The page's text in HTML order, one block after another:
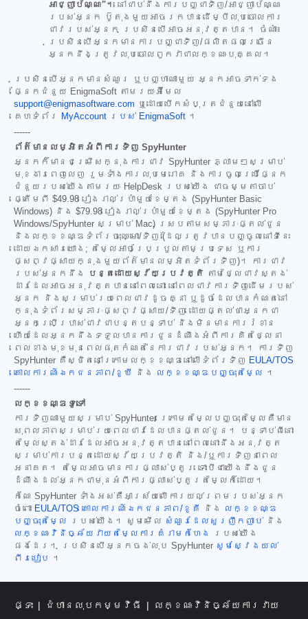
អាជ្ញាប័ណ្ណ"។ នៅជាប់នឹងការបញ្ជាទិញ/អាជ្ញាប័ណ្ណ
របស់អ្នក ប៊ូតុងមួយអាចរកបានដើម្បីលុបចោលការ
ជាវរបស់អ្នក ប្រសិនបើអាចអនុវត្តបាន។ ចំណាំ៖
ប្រសិនបើអ្នកមានការបញ្ជាទិញ/ផលិតផលច្រើន
អ្នកនឹងត្រូវលុបចោលពួកវាជាលក្ខណៈបុគ្គល។
ប្រសិនបើអ្នកមានសំណួរ ឬបញ្ហាណាមួយ អ្នកអាចទាក់ទង
ផ្នែកជំនួយ EnigmaSoft តាមរយៈអ៊ីមែល
support@enigmasoftware.com ឬដោយបើកសំបុត្រជំនួយនៅលើ
គេហទំព័រ
MyAccount របស់ EnigmaSoft ។
------
ព័ត៌មានលម្អិតអំពីការទិញ SpyHunter
អ្នកក៏មានជម្រើសក្នុងការជាវ SpyHunter ភ្លាមៗសម្រាប់
មុខងារពេញលេញ រួមទាំងការលុបមេរោគ និងការចូលប្រើផ្នែក
ជំនួយរបស់យើងតាមរយៈ HelpDesk របស់យើង ជាធម្មតាចាប់
ផ្តើមពី $49.98 រៀងរាល់ប្រាំមួយខែម្តង (SpyHunter Basic
Windows) និង $79.98 រៀងរាល់ប្រាំមួយខែម្តង (SpyHunter Pro
Windows/SpyHunter សម្រាប់ Mac) ស្របតាមសម្ភារៈផ្តល់ជូន
និងលក្ខខណ្ឌទំព័រចុះឈ្មោះ/ទិញ (ដែលត្រូវបានបញ្ចូលនៅទីនេះ
ដោយឯកសារយោង; តម្លៃអាចប្រែប្រួលតាមប្រទេស ឬការ
ផ្សព្វផ្សាយក្នុងមួយព័ត៌មានលម្អិតទំព័រទិញ)។ ការជាវ
របស់អ្នកនឹង
បន្តដោយស្វ័យប្រវត្តិ តាមថ្លៃជាវស្តង់
ដារដែលអាចអនុវត្តបាននៅពេលនោះ នៅពេលជាវការទិញដើមរបស់
អ្នក និងសម្រាប់រយៈពេលជាវដូចគ្នា ឬដូចដែលបានកំណត់នៅ
ក្នុងទំព័រសម្ភារៈផ្សព្វផ្សាយ/ទិញ ដោយផ្តល់ថាអ្នកជា
អ្នកប្រើប្រាស់ជាវជាបន្តបន្ទាប់ និងមិនមានការរំខាន
ហើយដែលអ្នកនឹងទទួលបានការជូនដំណឹងអំពីការគិតថ្លៃនា
ពេលខាងមុខមុនពេលផុតកំណត់នៃការជាវរបស់អ្នក។ ការទិញ
SpyHunter គឺស្ថិតនៅក្រោមលក្ខខណ្ឌនៅលើទំព័រទិញ EULA/TOS
គោលការណ៍ឯកជនភាព/ខូឃី
និង លក្ខខណ្ឌបញ្ចុះតម្លៃ ។
------
លក្ខខណ្ឌទូទៅ
ការទិញណាមួយសម្រាប់ SpyHunter ក្រោមតម្លៃបញ្ចុះតម្លៃគឺមាន
សុពលភាពសម្រាប់រយៈពេលជាវដែលបានផ្តល់ជូន។ បន្ទាប់ពីនោះ
តម្លៃស្តង់ដារដែលអាចអនុវត្តបាននៅពេលនោះនឹងអនុវត្ត
សម្រាប់ការបន្តដោយស្វ័យប្រវត្តិ និង/ឬការទិញនាពេល
អនាគត។ តម្លៃអាចមានការផ្លាស់ប្តូរ ទោះបីជាយើងនឹងជូន
ដំណឹងដល់អ្នកជាមុនអំពីការផ្លាស់ប្តូរតម្លៃក៏ដោយ។
កំណែ SpyHunter ទាំងអស់គឺអាស្រ័យលើការយល់ព្រមរបស់អ្នក
ចំពោះ EULA/TOS គោលការណ៍ឯកជនភាព/ខូគី និង
លក្ខខណ្ឌ
បញ្ចុះតម្លៃ
របស់យើង។ សូមមើល សំណួរដែលសួរញឹកញាប់ និង
លក្ខណៈវិនិច្ឆ័យវាយតម្លៃការគំរាមកំហែង
របស់យើង
ផងដែរ។ ប្រសិនបើអ្នកចង់លុប SpyHunter សូមស្វែងយល់
ពីរបៀប ។
ផ្ទះ ជំហានលុបកម្មវិធី
លក្ខណៈវិនិច្ឆ័យការវាយ